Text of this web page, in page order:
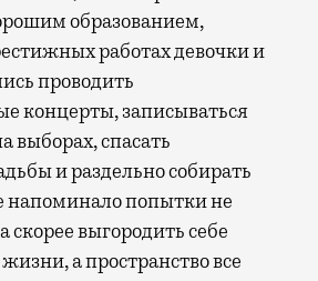
образованием,
работах девочки и
проводить
концерты, записываться
выборах, спасать
и раздельно собирать
напоминало попытки не
скорее выгородить себе
а пространство все